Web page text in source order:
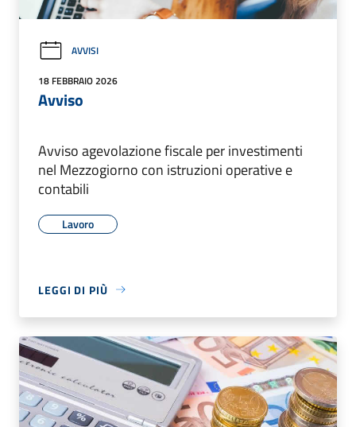
AVVISI
18 FEBBRAIO 2026
Avviso
Avviso agevolazione fiscale per investimenti
nel Mezzogiorno con istruzioni operative e
contabili
Lavoro
LEGGI DI PIÙ